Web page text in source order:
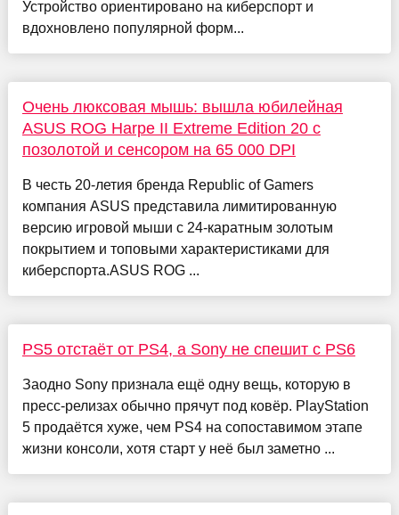
Устройство ориентировано на киберспорт и
вдохновлено популярной форм...
Очень люксовая мышь: вышла юбилейная
ASUS ROG Harpe II Extreme Edition 20 с
позолотой и сенсором на 65 000 DPI
В честь 20-летия бренда Republic of Gamers
компания ASUS представила лимитированную
версию игровой мыши с 24-каратным золотым
покрытием и топовыми характеристиками для
киберспорта.ASUS ROG ...
PS5 отстаёт от PS4, а Sony не спешит с PS6
Заодно Sony признала ещё одну вещь, которую в
пресс-релизах обычно прячут под ковёр. PlayStation
5 продаётся хуже, чем PS4 на сопоставимом этапе
жизни консоли, хотя старт у неё был заметно ...